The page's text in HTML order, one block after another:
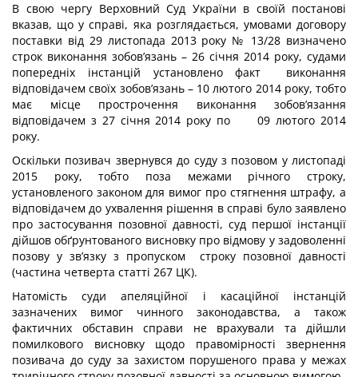
В свою чергу Верховний Суд України в своїй постанові
вказав, що у справі, яка розглядається, умовами договору
поставки від 29 листопада 2013 року № 13/28 визначено
строк виконання зобов’язань – 26 січня 2014 року, судами
попередніх інстанцій установлено факт виконання
відповідачем своїх зобов’язань – 10 лютого 2014 року, тобто
має місце прострочення виконання зобов’язання
відповідачем з 27 січня 2014 року по 09 лютого 2014
року.
Оскільки позивач звернувся до суду з позовом у листопаді
2015 року, тобто поза межами річного строку,
установленого законом для вимог про стягнення штрафу, а
відповідачем до ухвалення рішення в справі було заявлено
про застосування позовної давності, суд першої інстанції
дійшов обґрунтованого висновку про відмову у задоволенні
позову у зв’язку з пропуском строку позовної давності
(частина четверта статті 267 ЦК).
Натомість суди апеляційної і касаційної інстанцій
зазначених вимог чинного законодавства, а також
фактичних обставин справи не врахували та дійшли
помилкового висновку щодо правомірності звернення
позивача до суду за захистом порушеного права у межах